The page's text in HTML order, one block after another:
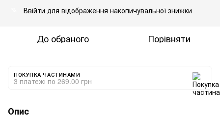
Ввійти для відображення накопичувальної знижки
До обраного Порівняти
ПОКУПКА ЧАСТИНАМИ
3 платежі по 269.00 грн
Опис